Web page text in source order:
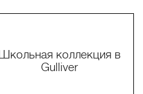
Школьная коллекция в
Gulliver